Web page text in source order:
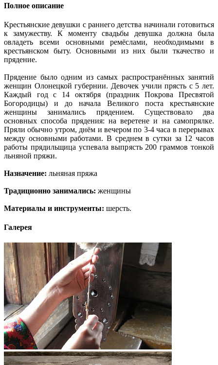
Полное описание
Крестьянские девушки с раннего детства начинали готовиться
к замужеству. К моменту свадьбы девушка должна была
овладеть всеми основными ремёслами, необходимыми в
крестьянском быту. Основными из них были ткачество и
прядение.
Прядение было одним из самых распространённых занятий
женщин Олонецкой губернии. Девочек учили прясть с 5 лет.
Каждый год с 14 октября (праздник Покрова Пресвятой
Богородицы) и до начала Великого поста крестьянские
женщины занимались прядением. Существовало два
основных способа прядения: на веретене и на самопрялке.
Пряли обычно утром, днём и вечером по 3-4 часа в перерывах
между основными работами. В среднем в сутки за 12 часов
работы прядильщица успевала выпрясть 200 граммов тонкой
льняной пряжи.
Назначение: льняная пряжа
Традиционно занимались: женщины
Материалы и инструменты: шерсть.
Галерея